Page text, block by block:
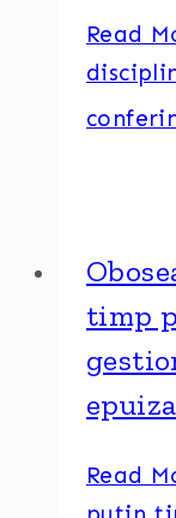
Read
timp
Read